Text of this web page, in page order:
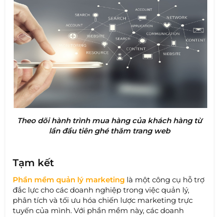
Theo dõi hành trình mua hàng của khách hàng từ
lần đầu tiên ghé thăm trang web
Tạm kết
Phần mềm quản lý marketing là một công cụ hỗ trợ
đắc lực cho các doanh nghiệp trong việc quản lý,
phân tích và tối ưu hóa chiến lược marketing trực
tuyến của mình. Với phần mềm này, các doanh